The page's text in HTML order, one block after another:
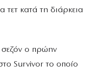
τετ κατά τη διάρκεια
σεζόν ο πρώην
Survivor το οποίο